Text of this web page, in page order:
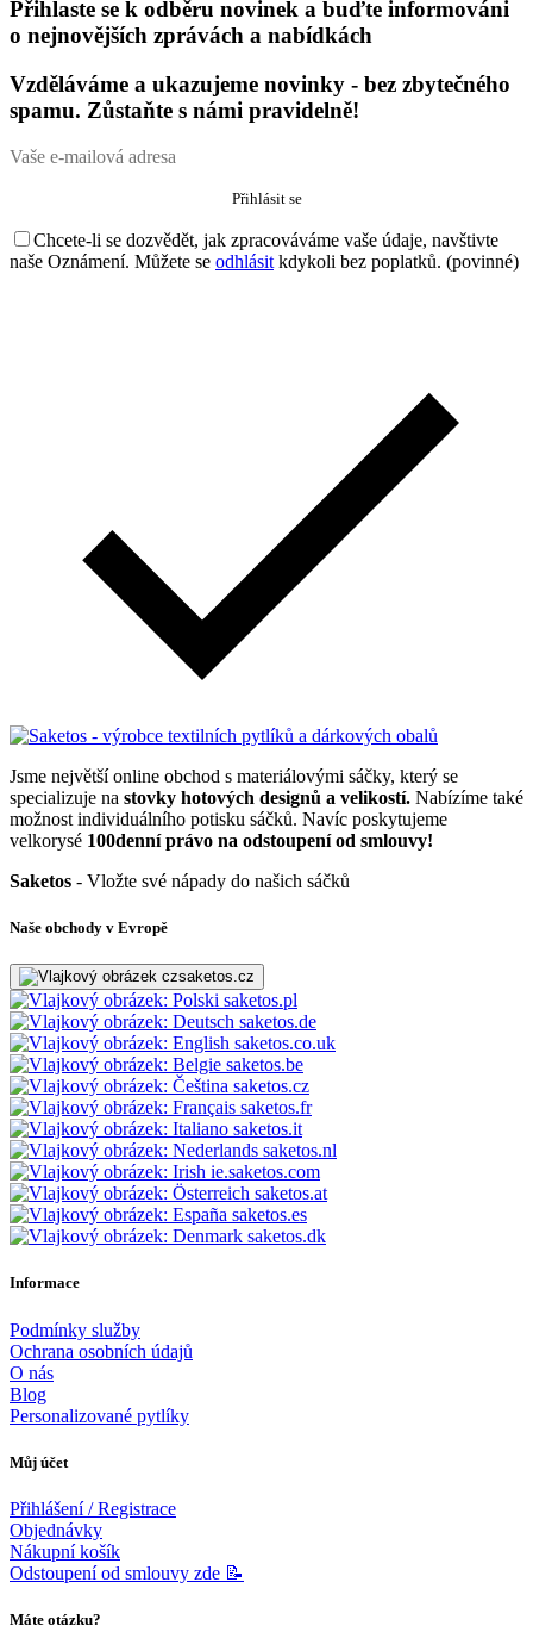
Přihlaste se k odběru novinek a buďte informováni
o nejnovějších zprávách a nabídkách
Vzděláváme a ukazujeme novinky - bez zbytečného
spamu. Zůstaňte s námi pravidelně!
Chcete-li se dozvědět, jak zpracováváme vaše údaje, navštivte
naše Oznámení. Můžete se odhlásit kdykoli bez poplatků. (povinné)
Jsme největší online obchod s materiálovými sáčky, který se
specializuje na stovky hotových designů a velikostí. Nabízíme také
možnost individuálního potisku sáčků. Navíc poskytujeme
velkorysé 100denní právo na odstoupení od smlouvy!
Saketos - Vložte své nápady do našich sáčků
Naše obchody v Evropě
saketos.cz
saketos.pl
saketos.de
saketos.co.uk
saketos.be
saketos.cz
saketos.fr
saketos.it
saketos.nl
ie.saketos.com
saketos.at
saketos.es
saketos.dk
Informace
Podmínky služby
Ochrana osobních údajů
O nás
Blog
Personalizované pytlíky
Můj účet
Přihlášení / Registrace
Objednávky
Nákupní košík
Odstoupení od smlouvy zde 📝
Máte otázku?